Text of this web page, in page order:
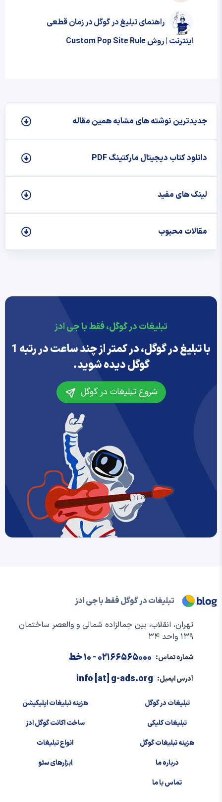
راهنمای تبلیغ در گوگل در زمان قطعی
اینترنت | روش Custom Pop Site Rule
جدیدترین نوشته‌ های مشابه همین مقاله
دانلود کتاب دیجیتال مارکتینگ PDF
لینک های مفید
مقالات محبوب
تبلیغات در گوگل، فقط با جی ادز
با تبلیغ در گوگل، در کمتر از چند ساعت در رتبه 1
گوگل دیده شوید.
شروع تبلیغات در گوگل
تبلیغات در گوگل فقط با جی ادز
تهران، انقلاب، بین جمالزاده شمالی و والعصر ساختمان
۱۳۹ واحد ۳۴
شماره تماس: ۰۲۱۶۶۵۶۵۰۰۰- ۱۰ خط
آدرس ایمیل: info [at] g-ads.org
تبلیغات در گوگل
تبلیغات کلیکی
هزینه تبلیغات گوگل
درباره ما
تماس با ما
هزینه تبلیغات اپلیکیشن
ساخت اکانت گوگل ادز
انواع تبلیغات
ابزارهای سئو